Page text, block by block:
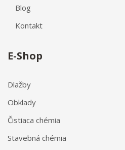
Blog
Kontakt
E-Shop
Dlažby
Obklady
Čistiaca chémia
Stavebná chémia